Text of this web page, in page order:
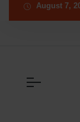
August 7,